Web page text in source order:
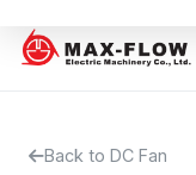
Back to DC Fan